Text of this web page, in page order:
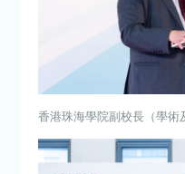
香港珠海學院副校長（學術